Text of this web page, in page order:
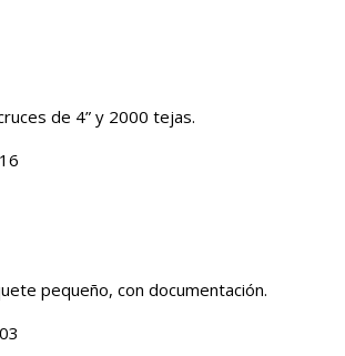
de 4” y 2000 tejas.
pequeño, con documentación.